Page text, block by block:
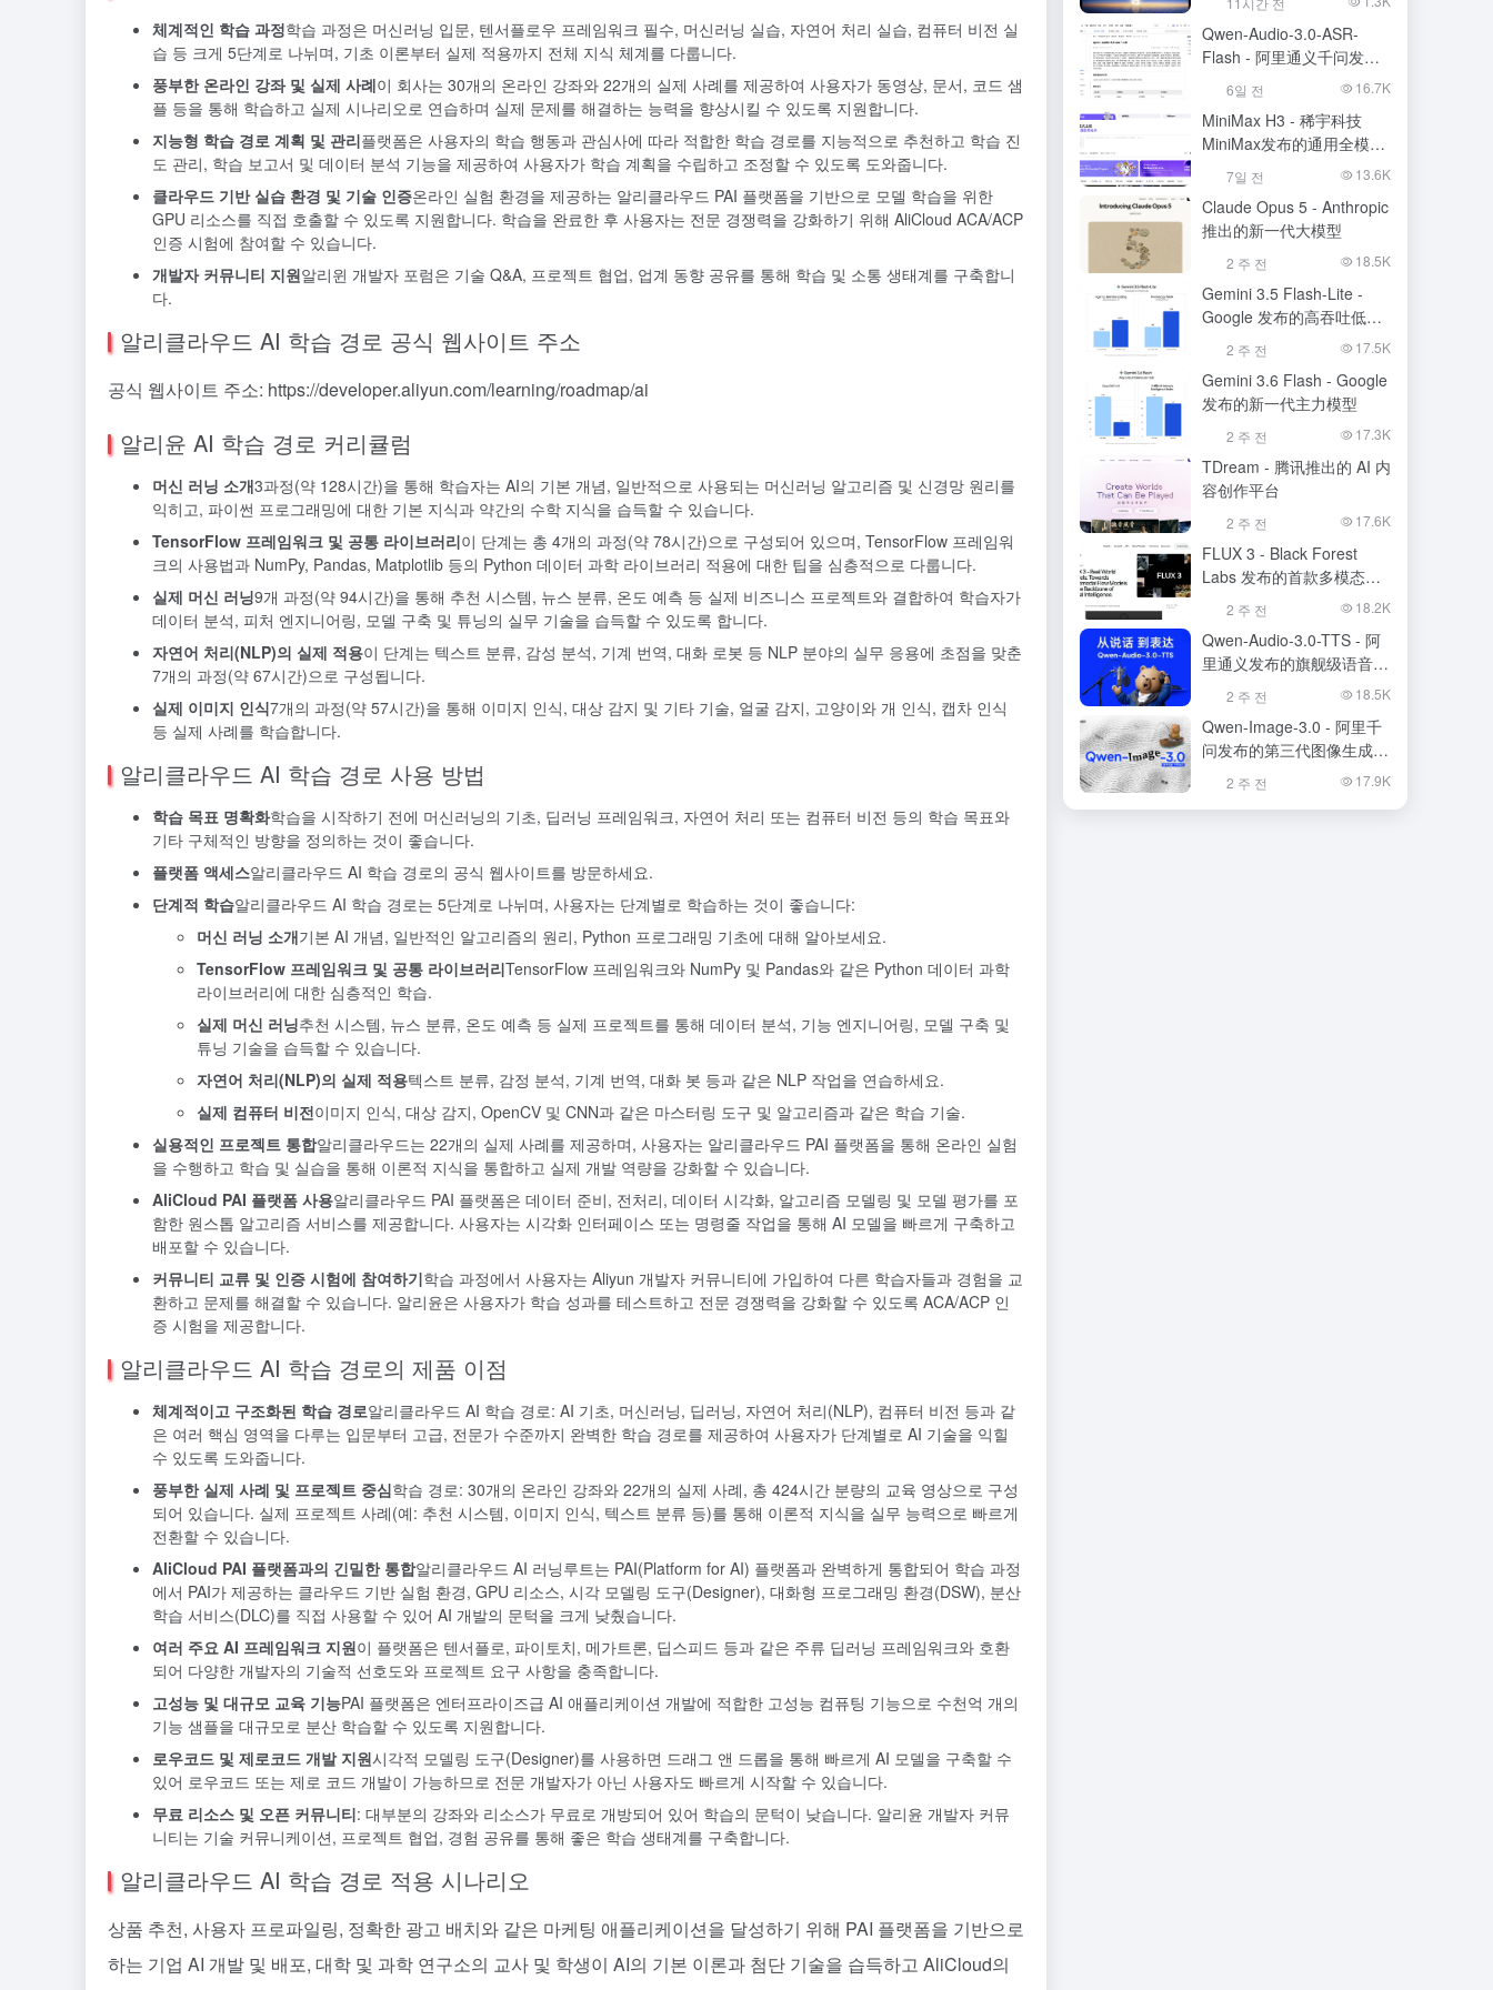
체계적인 학습 과정학습 과정은 머신러닝 입문, 텐서플로우 프레임워크 필수, 머신러닝 실습, 자연어 처리 실습, 컴퓨터 비전 실
습 등 크게 5단계로 나뉘며, 기초 이론부터 실제 적용까지 전체 지식 체계를 다룹니다.
풍부한 온라인 강좌 및 실제 사례이 회사는 30개의 온라인 강좌와 22개의 실제 사례를 제공하여 사용자가 동영상, 문서, 코드 샘
플 등을 통해 학습하고 실제 시나리오로 연습하며 실제 문제를 해결하는 능력을 향상시킬 수 있도록 지원합니다.
지능형 학습 경로 계획 및 관리플랫폼은 사용자의 학습 행동과 관심사에 따라 적합한 학습 경로를 지능적으로 추천하고 학습 진
도 관리, 학습 보고서 및 데이터 분석 기능을 제공하여 사용자가 학습 계획을 수립하고 조정할 수 있도록 도와줍니다.
클라우드 기반 실습 환경 및 기술 인증온라인 실험 환경을 제공하는 알리클라우드 PAI 플랫폼을 기반으로 모델 학습을 위한
GPU 리소스를 직접 호출할 수 있도록 지원합니다. 학습을 완료한 후 사용자는 전문 경쟁력을 강화하기 위해 AliCloud ACA/ACP
인증 시험에 참여할 수 있습니다.
개발자 커뮤니티 지원알리윈 개발자 포럼은 기술 Q&A, 프로젝트 협업, 업계 동향 공유를 통해 학습 및 소통 생태계를 구축합니
다.
알리클라우드 AI 학습 경로 공식 웹사이트 주소
공식 웹사이트 주소: https://developer.aliyun.com/learning/roadmap/ai
알리윤 AI 학습 경로 커리큘럼
머신 러닝 소개3과정(약 128시간)을 통해 학습자는 AI의 기본 개념, 일반적으로 사용되는 머신러닝 알고리즘 및 신경망 원리를
익히고, 파이썬 프로그래밍에 대한 기본 지식과 약간의 수학 지식을 습득할 수 있습니다.
TensorFlow 프레임워크 및 공통 라이브러리이 단계는 총 4개의 과정(약 78시간)으로 구성되어 있으며, TensorFlow 프레임워
크의 사용법과 NumPy, Pandas, Matplotlib 등의 Python 데이터 과학 라이브러리 적용에 대한 팁을 심층적으로 다룹니다.
실제 머신 러닝9개 과정(약 94시간)을 통해 추천 시스템, 뉴스 분류, 온도 예측 등 실제 비즈니스 프로젝트와 결합하여 학습자가
데이터 분석, 피처 엔지니어링, 모델 구축 및 튜닝의 실무 기술을 습득할 수 있도록 합니다.
자연어 처리(NLP)의 실제 적용이 단계는 텍스트 분류, 감성 분석, 기계 번역, 대화 로봇 등 NLP 분야의 실무 응용에 초점을 맞춘
7개의 과정(약 67시간)으로 구성됩니다.
실제 이미지 인식7개의 과정(약 57시간)을 통해 이미지 인식, 대상 감지 및 기타 기술, 얼굴 감지, 고양이와 개 인식, 캡차 인식
등 실제 사례를 학습합니다.
알리클라우드 AI 학습 경로 사용 방법
학습 목표 명확화학습을 시작하기 전에 머신러닝의 기초, 딥러닝 프레임워크, 자연어 처리 또는 컴퓨터 비전 등의 학습 목표와
기타 구체적인 방향을 정의하는 것이 좋습니다.
플랫폼 액세스알리클라우드 AI 학습 경로의 공식 웹사이트를 방문하세요.
단계적 학습알리클라우드 AI 학습 경로는 5단계로 나뉘며, 사용자는 단계별로 학습하는 것이 좋습니다:
머신 러닝 소개기본 AI 개념, 일반적인 알고리즘의 원리, Python 프로그래밍 기초에 대해 알아보세요.
TensorFlow 프레임워크 및 공통 라이브러리TensorFlow 프레임워크와 NumPy 및 Pandas와 같은 Python 데이터 과학
라이브러리에 대한 심층적인 학습.
실제 머신 러닝추천 시스템, 뉴스 분류, 온도 예측 등 실제 프로젝트를 통해 데이터 분석, 기능 엔지니어링, 모델 구축 및
튜닝 기술을 습득할 수 있습니다.
자연어 처리(NLP)의 실제 적용텍스트 분류, 감정 분석, 기계 번역, 대화 봇 등과 같은 NLP 작업을 연습하세요.
실제 컴퓨터 비전이미지 인식, 대상 감지, OpenCV 및 CNN과 같은 마스터링 도구 및 알고리즘과 같은 학습 기술.
실용적인 프로젝트 통합알리클라우드는 22개의 실제 사례를 제공하며, 사용자는 알리클라우드 PAI 플랫폼을 통해 온라인 실험
을 수행하고 학습 및 실습을 통해 이론적 지식을 통합하고 실제 개발 역량을 강화할 수 있습니다.
AliCloud PAI 플랫폼 사용알리클라우드 PAI 플랫폼은 데이터 준비, 전처리, 데이터 시각화, 알고리즘 모델링 및 모델 평가를 포
함한 원스톱 알고리즘 서비스를 제공합니다. 사용자는 시각화 인터페이스 또는 명령줄 작업을 통해 AI 모델을 빠르게 구축하고
배포할 수 있습니다.
커뮤니티 교류 및 인증 시험에 참여하기학습 과정에서 사용자는 Aliyun 개발자 커뮤니티에 가입하여 다른 학습자들과 경험을 교
환하고 문제를 해결할 수 있습니다. 알리윤은 사용자가 학습 성과를 테스트하고 전문 경쟁력을 강화할 수 있도록 ACA/ACP 인
증 시험을 제공합니다.
알리클라우드 AI 학습 경로의 제품 이점
체계적이고 구조화된 학습 경로알리클라우드 AI 학습 경로: AI 기초, 머신러닝, 딥러닝, 자연어 처리(NLP), 컴퓨터 비전 등과 같
은 여러 핵심 영역을 다루는 입문부터 고급, 전문가 수준까지 완벽한 학습 경로를 제공하여 사용자가 단계별로 AI 기술을 익힐
수 있도록 도와줍니다.
풍부한 실제 사례 및 프로젝트 중심학습 경로: 30개의 온라인 강좌와 22개의 실제 사례, 총 424시간 분량의 교육 영상으로 구성
되어 있습니다. 실제 프로젝트 사례(예: 추천 시스템, 이미지 인식, 텍스트 분류 등)를 통해 이론적 지식을 실무 능력으로 빠르게
전환할 수 있습니다.
AliCloud PAI 플랫폼과의 긴밀한 통합알리클라우드 AI 러닝루트는 PAI(Platform for AI) 플랫폼과 완벽하게 통합되어 학습 과정
에서 PAI가 제공하는 클라우드 기반 실험 환경, GPU 리소스, 시각 모델링 도구(Designer), 대화형 프로그래밍 환경(DSW), 분산
학습 서비스(DLC)를 직접 사용할 수 있어 AI 개발의 문턱을 크게 낮췄습니다.
여러 주요 AI 프레임워크 지원이 플랫폼은 텐서플로, 파이토치, 메가트론, 딥스피드 등과 같은 주류 딥러닝 프레임워크와 호환
되어 다양한 개발자의 기술적 선호도와 프로젝트 요구 사항을 충족합니다.
고성능 및 대규모 교육 기능PAI 플랫폼은 엔터프라이즈급 AI 애플리케이션 개발에 적합한 고성능 컴퓨팅 기능으로 수천억 개의
기능 샘플을 대규모로 분산 학습할 수 있도록 지원합니다.
로우코드 및 제로코드 개발 지원시각적 모델링 도구(Designer)를 사용하면 드래그 앤 드롭을 통해 빠르게 AI 모델을 구축할 수
있어 로우코드 또는 제로 코드 개발이 가능하므로 전문 개발자가 아닌 사용자도 빠르게 시작할 수 있습니다.
무료 리소스 및 오픈 커뮤니티: 대부분의 강좌와 리소스가 무료로 개방되어 있어 학습의 문턱이 낮습니다. 알리윤 개발자 커뮤
니티는 기술 커뮤니케이션, 프로젝트 협업, 경험 공유를 통해 좋은 학습 생태계를 구축합니다.
알리클라우드 AI 학습 경로 적용 시나리오
상품 추천, 사용자 프로파일링, 정확한 광고 배치와 같은 마케팅 애플리케이션을 달성하기 위해 PAI 플랫폼을 기반으로
하는 기업 AI 개발 및 배포, 대학 및 과학 연구소의 교사 및 학생이 AI의 기본 이론과 첨단 기술을 습득하고 AliCloud의
Qwen-Audio-3.0-ASR-
Flash - 阿里通义千问发布
的语音识别大模型
6일 전 16.7K
MiniMax H3 - 稀宇科技
MiniMax发布的通用全模态
生成模型
7일 전 13.6K
Claude Opus 5 - Anthropic
推出的新一代大模型
2 주 전 18.5K
Gemini 3.5 Flash-Lite -
Google 发布的高吞吐低成
本模型
2 주 전 17.5K
Gemini 3.6 Flash - Google
发布的新一代主力模型
2 주 전 17.3K
TDream - 腾讯推出的 AI 内
容创作平台
2 주 전 17.6K
FLUX 3 - Black Forest
Labs 发布的首款多模态基
础模型
2 주 전 18.2K
Qwen-Audio-3.0-TTS - 阿
里通义发布的旗舰级语音合
成大模型
2 주 전 18.5K
Qwen-Image-3.0 - 阿里千
问发布的第三代图像生成基
础模型
2 주 전 17.9K